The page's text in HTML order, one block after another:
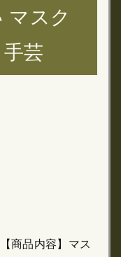
マスク
芸
商品内容】マス